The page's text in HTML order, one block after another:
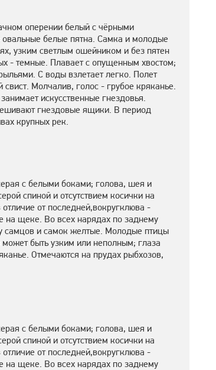
оперении белый с чёрными
белые пятна. Самка и молодые
узким светлым ошейником и без пятен
- темные. Плавает с опущенным хвостом;
С воды взлетает легко. Полет
Молчалив, голос - грубое кряканье.
искусственные гнездовья.
гнездовые ящики. В период
крупных рек.
с белыми боками; голова, шея и
спиной и отсутствием косички на
от последней,вокругклюва -
на щеке. Во всех нарядах по заднему
самцов и самок желтые. Молодые птицы
может быть узким или неполным; глаза
Отмечаются на прудах рыбхозов,
с белыми боками; голова, шея и
спиной и отсутствием косички на
от последней,вокругклюва -
на щеке. Во всех нарядах по заднему